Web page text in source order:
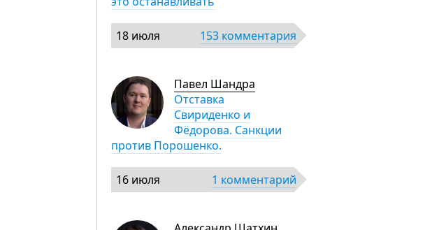
18 июля 153 комментария
Павел Шандра
Отставка
Свириденко и
Фёдорова. Санкции
против Порошенко.
16 июля 1 комментарий